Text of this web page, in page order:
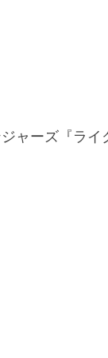
ャーズ『ライ